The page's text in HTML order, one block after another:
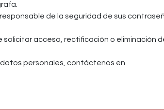
de la seguridad de sus
solicitar acceso, rectificación o eliminación
personales, contáctenos en